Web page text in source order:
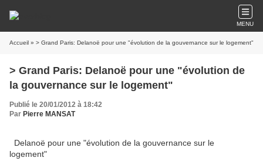
MENU
Accueil » > Grand Paris: Delanoë pour une "évolution de la gouvernance sur le logement"
> Grand Paris: Delanoë pour une "évolution de
la gouvernance sur le logement"
Publié le 20/01/2012 à 18:42
Par Pierre MANSAT
Delanoë pour une "évolution de la gouvernance sur le
logement"